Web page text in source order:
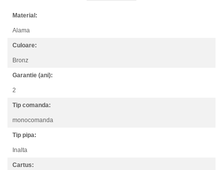
Material:
Alama
Culoare:
Bronz
Garantie (ani):
2
Tip comanda:
monocomanda
Tip pipa:
Inalta
Cartus: